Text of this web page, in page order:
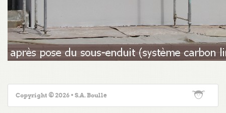
Copyright © 2026 • S.A. Boulle